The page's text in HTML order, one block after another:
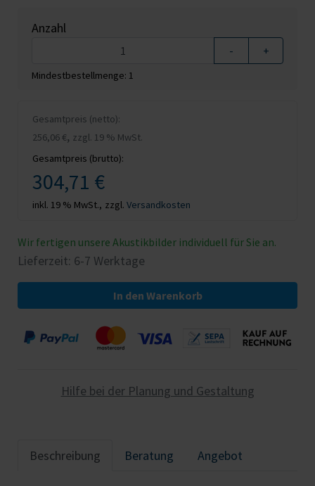
Anzahl
- +
Mindestbestellmenge: 1
Gesamtpreis (netto):
256,06 €, zzgl. 19 % MwSt.
Gesamtpreis (brutto):
304,71 €
inkl. 19 % MwSt., zzgl. Versandkosten
Wir fertigen unsere Akustikbilder individuell für Sie an.
Lieferzeit: 6-7 Werktage
In den Warenkorb
Hilfe bei der Planung und Gestaltung
Beschreibung Beratung Angebot